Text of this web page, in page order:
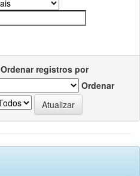
Ordenar registros por
Ordenar